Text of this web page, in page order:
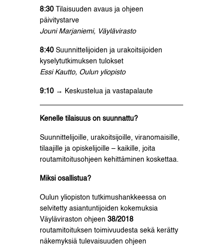
8:30 Tilaisuuden avaus ja ohjeen
päivitystarve
Jouni Marjaniemi, Väylävirasto
8:40 Suunnittelijoiden ja urakoitsijoiden
kyselytutkimuksen tulokset
Essi Kautto, Oulun yliopisto
9:10 → Keskustelua ja vastapalaute
Kenelle tilaisuus on suunnattu?
Suunnittelijoille, urakoitsijoille, viranomaisille,
tilaajille ja opiskelijoille – kaikille, joita
routamitoitusohjeen kehittäminen koskettaa.
Miksi osallistua?
Oulun yliopiston tutkimushankkeessa on
selvitetty asiantuntijoiden kokemuksia
Väyläviraston ohjeen 38/2018
routamitoituksen toimivuudesta sekä kerätty
näkemyksiä tulevaisuuden ohjeen